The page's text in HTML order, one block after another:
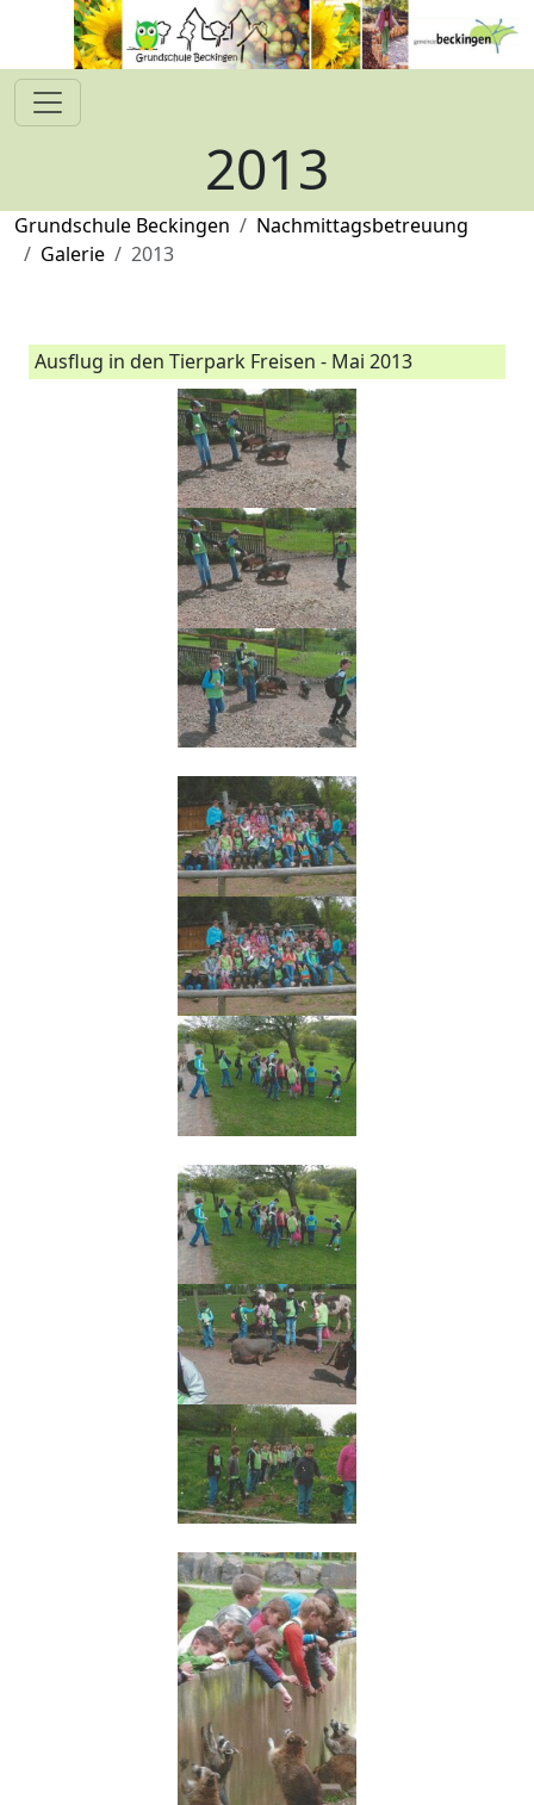
2013
Grundschule Beckingen
Nachmittagsbetreuung
Galerie
2013
Ausflug in den Tierpark Freisen - Mai 2013